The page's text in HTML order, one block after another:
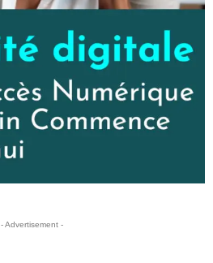
- Advertisement -